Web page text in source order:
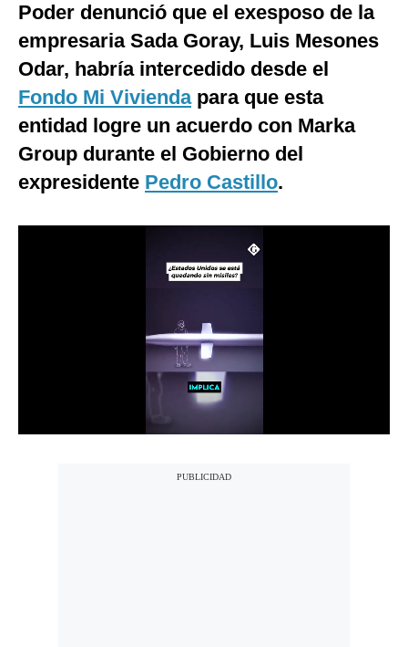
Mundo
EEUU
México
España
Internacional
Poder denunció que el exesposo de la
empresaria Sada Goray, Luis Mesones
Odar, habría intercedido desde el
Fondo Mi Viviendapara que esta
entidad logre un acuerdo con Marka
Group durante el Gobierno del
expresidente Pedro Castillo.